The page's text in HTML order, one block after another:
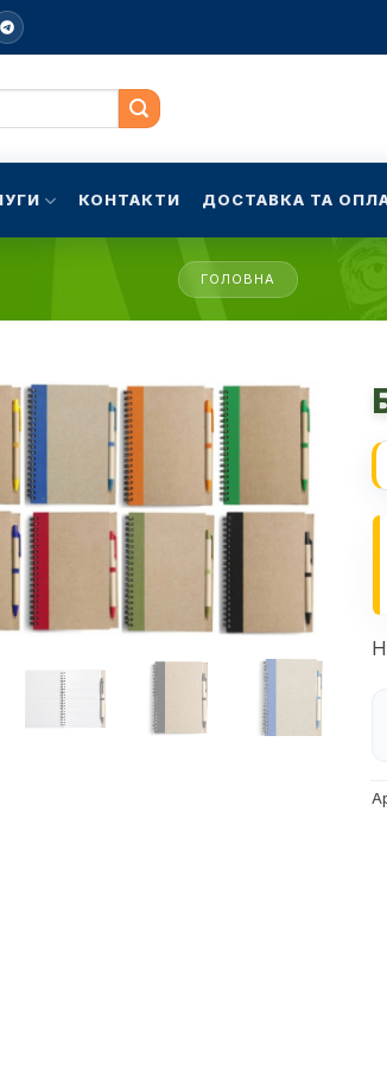
КОНТАКТИ ДОСТАВКА ТА
ГОЛОВНА